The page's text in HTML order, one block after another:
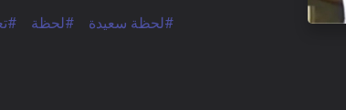
#لحظة سعيدة #لحظة